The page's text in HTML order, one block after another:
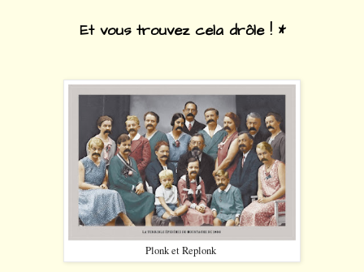
Et vous trouvez cela drôle ! *
Plonk et Replonk